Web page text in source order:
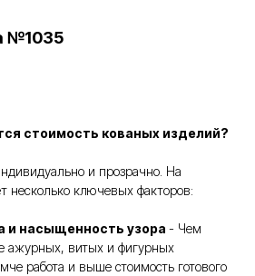
№1035
стоимость кованых изделий?
и прозрачно. На
несколько ключевых факторов:
и насыщенность узора - Чем
ажурных, витых и фигурных
работа и выше стоимость готового